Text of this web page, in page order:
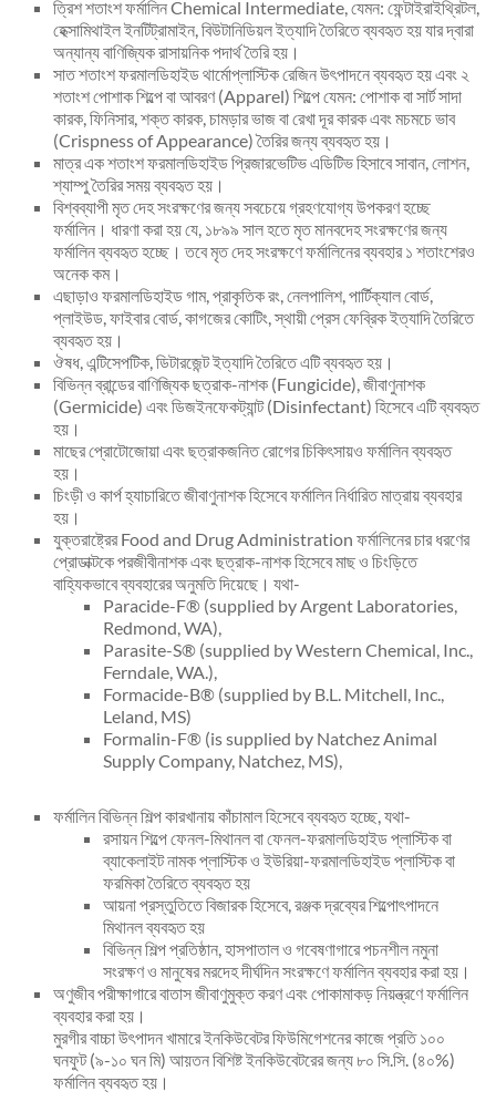
ত্রিশ শতাংশ ফর্মালিন Chemical Intermediate, যেমন: ফেন্টাইরাইথ্রিটল,
হেক্সামিথাইল ইনটিট্রামাইন, বিউটানিডিয়ল ইত্যাদি তৈরিতে ব্যবহৃত হয় যার দ্বারা
অন্যান্য বাণিজ্যিক রাসায়নিক পদার্থ তৈরি হয়।
সাত শতাংশ ফরমালডিহাইড থার্মোপ্লাস্টিক রেজিন উৎপাদনে ব্যবহৃত হয় এবং ২
শতাংশ পোশাক শিল্পে বা আবরণ (Apparel) শিল্পে যেমন: পোশাক বা সার্ট সাদা
কারক, ফিনিসার, শক্ত কারক, চামড়ার ভাজ বা রেখা দূর কারক এবং মচমচে ভাব
(Crispness of Appearance) তৈরির জন্য ব্যবহৃত হয়।
মাত্র এক শতাংশ ফরমালডিহাইড প্রিজারভেটিভ এডিটিভ হিসাবে সাবান, লোশন,
শ্যাম্পু তৈরির সময় ব্যবহৃত হয়।
বিশ্বব্যাপী মৃত দেহ সংরক্ষণের জন্য সবচেয়ে গ্রহণযোগ্য উপকরণ হচ্ছে
ফর্মালিন। ধারণা করা হয় যে, ১৮৯৯ সাল হতে মৃত মানবদেহ সংরক্ষণের জন্য
ফর্মালিন ব্যবহৃত হচ্ছে। তবে মৃত দেহ সংরক্ষণে ফর্মালিনের ব্যবহার ১ শতাংশেরও
অনেক কম।
এছাড়াও ফরমালডিহাইড গাম, প্রাকৃতিক রং, নেলপালিশ, পার্টিক্যাল বোর্ড,
প্লাইউড, ফাইবার বোর্ড, কাগজের কোটিং, স্থায়ী প্রেস ফেব্রিক ইত্যাদি তৈরিতে
ব্যবহৃত হয়।
ঔষধ, এন্টিসেপটিক, ডিটারজেন্ট ইত্যাদি তৈরিতে এটি ব্যবহৃত হয়।
বিভিন্ন ব্রান্ডের বাণিজ্যিক ছত্রাক-নাশক (Fungicide), জীবাণুনাশক
(Germicide) এবং ডিজইনফেকট্যান্ট (Disinfectant) হিসেবে এটি ব্যবহৃত
হয়।
মাছের প্রোটোজোয়া এবং ছত্রাকজনিত রোগের চিকিৎসায়ও ফর্মালিন ব্যবহৃত
হয়।
চিংড়ী ও কার্প হ্যাচারিতে জীবাণুনাশক হিসেবে ফর্মালিন নির্ধারিত মাত্রায় ব্যবহার
হয়।
যুক্তরাষ্ট্রের Food and Drug Administration ফর্মালিনের চার ধরণের
প্রোডাক্টকে পরজীবীনাশক এবং ছত্রাক-নাশক হিসেবে মাছ ও চিংড়িতে
বাহ্যিকভাবে ব্যবহারের অনুমতি দিয়েছে। যথা-
Paracide-F® (supplied by Argent Laboratories,
Redmond, WA),
Parasite-S® (supplied by Western Chemical, Inc.,
Ferndale, WA.),
Formacide-B® (supplied by B.L. Mitchell, Inc.,
Leland, MS)
Formalin-F® (is supplied by Natchez Animal
Supply Company, Natchez, MS),
ফর্মালিন বিভিন্ন শিল্প কারখানায় কাঁচামাল হিসেবে ব্যবহৃত হচ্ছে, যথা-
রসায়ন শিল্পে ফেনল-মিথানল বা ফেনল-ফরমালডিহাইড প্লাস্টিক বা
ব্যাকেলাইট নামক প্লাস্টিক ও ইউরিয়া-ফরমালডিহাইড প্লাস্টিক বা
ফরমিকা তৈরিতে ব্যবহৃত হয়
আয়না প্রস্তুতিতে বিজারক হিসেবে, রঞ্জক দ্রব্যের শিল্পোৎপাদনে
মিথানল ব্যবহৃত হয়
বিভিন্ন শিল্প প্রতিষ্ঠান, হাসপাতাল ও গবেষণাগারে পচনশীল নমুনা
সংরক্ষণ ও মানুষের মরদেহ দীর্ঘদিন সংরক্ষণে ফর্মালিন ব্যবহার করা হয়।
অণুজীব পরীক্ষাগারে বাতাস জীবাণুমুক্ত করণ এবং পোকামাকড় নিয়ন্ত্রণে ফর্মালিন
ব্যবহার করা হয়।
মুরগীর বাচ্চা উৎপাদন খামারে ইনকিউবেটর ফিউমিগেশনের কাজে প্রতি ১০০
ঘনফুট (৯-১০ ঘন মি) আয়তন বিশিষ্ট ইনকিউবেটরের জন্য ৮০ সি.সি. (৪০%)
ফর্মালিন ব্যবহৃত হয়।